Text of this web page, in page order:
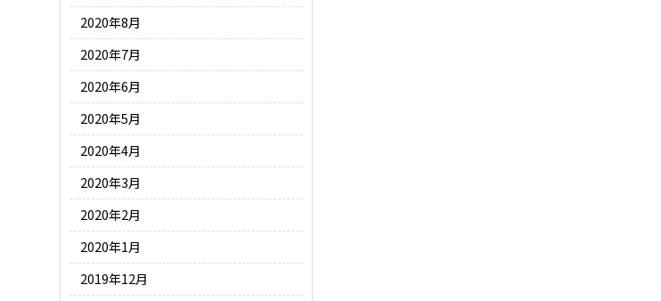
2020年8月
2020年7月
2020年6月
2020年5月
2020年4月
2020年3月
2020年2月
2020年1月
2019年12月